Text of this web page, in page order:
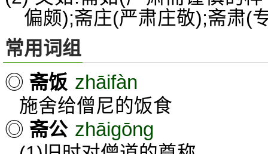
偏颇);斋庄(严肃庄敬);斋肃(
常用词组
◎ 斋饭 zhāifàn
施舍给僧尼的饭食
◎ 斋公 zhāigōng